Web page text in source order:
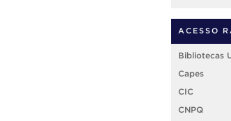
ACESSO
Bibliotecas
Capes
CIC
CNPQ